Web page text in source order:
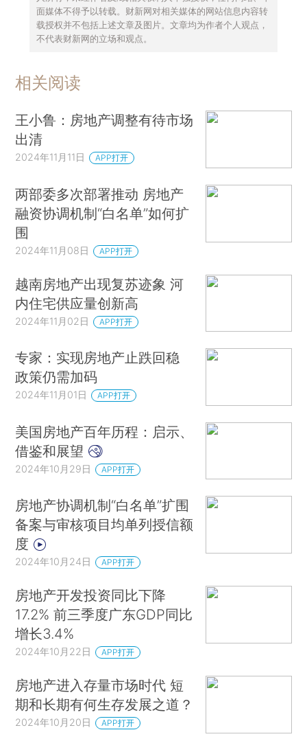
面媒体不得予以转载。财新网对相关媒体的网站信息内容转
载授权并不包括上述文章及图片。文章均为作者个人观点，
不代表财新网的立场和观点。
相关阅读
王小鲁：房地产调整有待市场
出清
2024年11月11日 APP打开
两部委多次部署推动 房地产
融资协调机制“白名单”如何扩
围
2024年11月08日 APP打开
越南房地产出现复苏迹象 河
内住宅供应量创新高
2024年11月02日 APP打开
专家：实现房地产止跌回稳
政策仍需加码
2024年11月01日 APP打开
美国房地产百年历程：启示、
借鉴和展望
2024年10月29日 APP打开
房地产协调机制“白名单”扩围
备案与审核项目均单列授信额
度
2024年10月24日 APP打开
房地产开发投资同比下降
17.2% 前三季度广东GDP同比
增长3.4%
2024年10月22日 APP打开
房地产进入存量市场时代 短
期和长期有何生存发展之道？
2024年10月20日 APP打开